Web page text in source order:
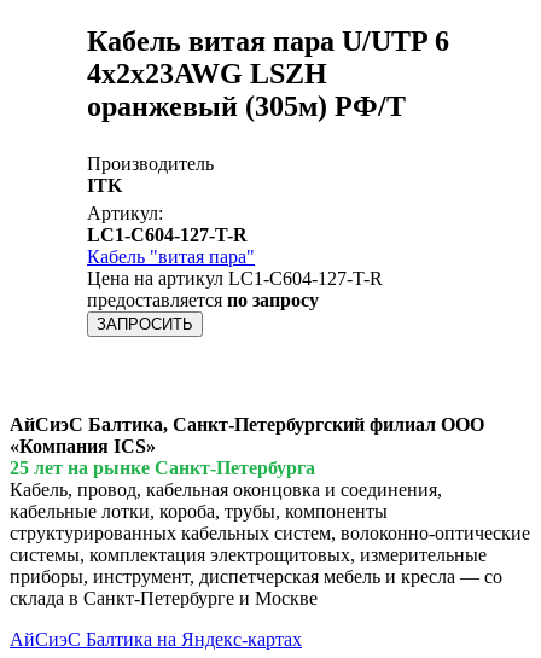
Кабель витая пара U/UTP 6
4х2х23AWG LSZH
оранжевый (305м) РФ/Т
Производитель
ITK
Артикул:
LC1-C604-127-T-R
Кабель "витая пара"
Цена на артикул LC1-C604-127-T-R
предоставляется по запросу
ЗАПРОСИТЬ
АйСиэС Балтика, Санкт-Петербургский филиал ООО
«Компания ICS»
25 лет на рынке Санкт-Петербурга
Кабель, провод, кабельная оконцовка и соединения,
кабельные лотки, короба, трубы, компоненты
структурированных кабельных систем, волоконно-оптические
системы, комплектация электрощитовых, измерительные
приборы, инструмент, диспетчерская мебель и кресла — со
склада в Санкт-Петербурге и Москве
АйСиэС Балтика на Яндекс-картах